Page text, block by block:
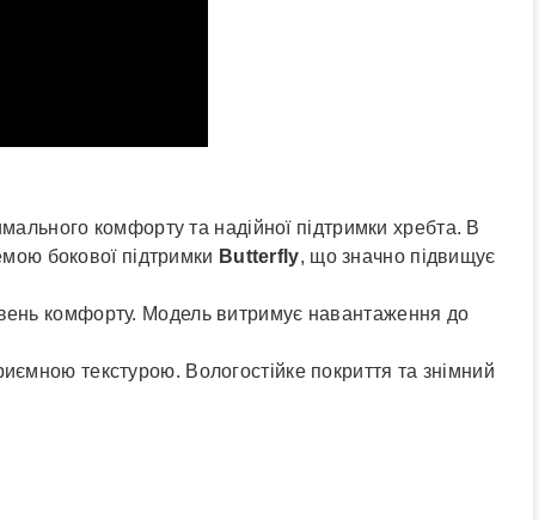
комфорту та надійної підтримки хребта. В
бокової підтримки Butterfly, що значно підвищує
комфорту. Модель витримує навантаження до
текстурою. Вологостійке покриття та знімний